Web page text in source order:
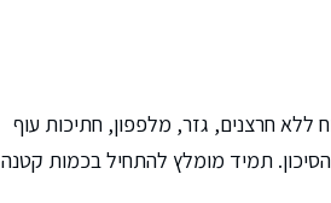
ללא חרצנים, גזר, מלפפון, חתיכות עוף
תמיד מומלץ להתחיל בכמות קטנה